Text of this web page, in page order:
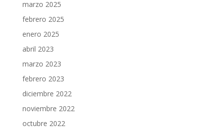
marzo 2025
febrero 2025
enero 2025
abril 2023
marzo 2023
febrero 2023
diciembre 2022
noviembre 2022
octubre 2022